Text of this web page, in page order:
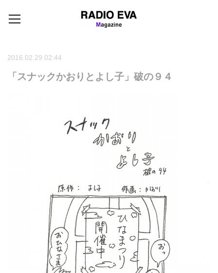
2016.02.29 02:44
「スナックかおりとよし子」破の９４